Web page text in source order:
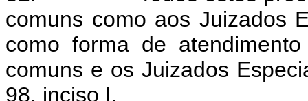
comuns como aos Juizados
como forma de
comuns e os Juizados
98, inciso I.